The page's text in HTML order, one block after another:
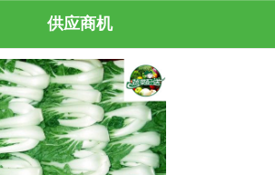
供应商机